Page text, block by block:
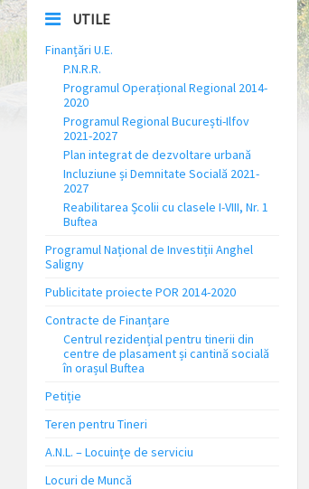
UTILE
Finanțări U.E.
P.N.R.R.
Programul Operațional Regional 2014-
2020
Programul Regional București-Ilfov
2021-2027
Plan integrat de dezvoltare urbană
Incluziune și Demnitate Socială 2021-
2027
Reabilitarea Școlii cu clasele I-VIII, Nr. 1
Buftea
Programul Național de Investiții Anghel
Saligny
Publicitate proiecte POR 2014-2020
Contracte de Finanțare
Centrul rezidențial pentru tinerii din
centre de plasament și cantină socială
în orașul Buftea
Petiție
Teren pentru Tineri
A.N.L. – Locuinţe de serviciu
Locuri de Muncă